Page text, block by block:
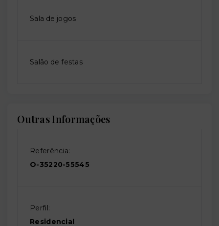
Sala de jogos
Salão de festas
Outras Informações
Referência:
O-35220-55545
Perfil:
Residencial